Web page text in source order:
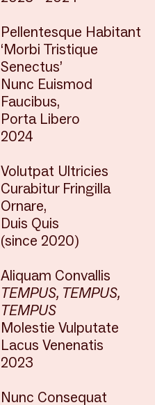
Pellentesque Habitant
‘Morbi Tristique
Senectus’
Nunc Euismod
Faucibus,
Porta Libero
2024
Volutpat Ultricies
Curabitur Fringilla
Ornare,
Duis Quis
(since 2020)
Aliquam Convallis
TEMPUS, TEMPUS,
TEMPUS
Molestie Vulputate
Lacus Venenatis
2023
Nunc Consequat